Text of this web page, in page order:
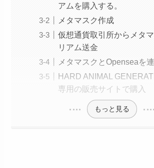
アムを購入する。
メタマスク作成
仮想通貨取引所からメタ
リアム送金
メタマスクとOpenseaを連
HARD ANIMAL
専用の販売サイトで購入
もっと見る